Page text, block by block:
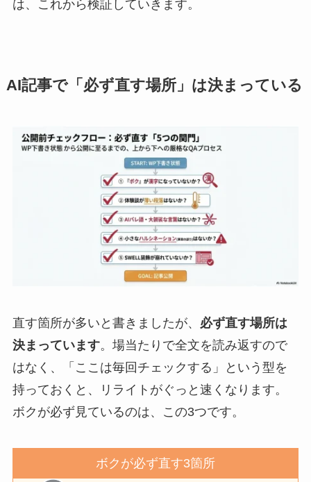
は、これから検証していきます。
AI記事で「必ず直す場所」は決まっている
直す箇所が多いと書きましたが、 必ず直す場所は
決まっています。場当たりで全文を読み返すので
はなく、「ここは毎回チェックする」という型を
持っておくと、リライトがぐっと速くなります。
ボクが必ず見ているのは、この3つです。
ボクが必ず直す3箇所